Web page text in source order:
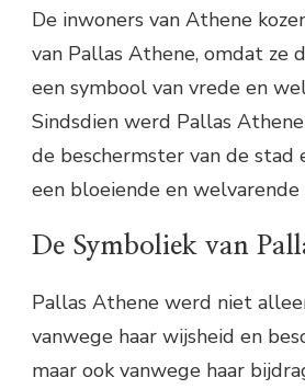
De inwoners van Athene
van Pallas Athene, omdat ze
een symbool van vrede en
Sindsdien werd Pallas
de beschermster van de stad
een bloeiende en welvarende
De Symboliek van
Pallas Athene werd niet
vanwege haar wijsheid en
maar ook vanwege haar